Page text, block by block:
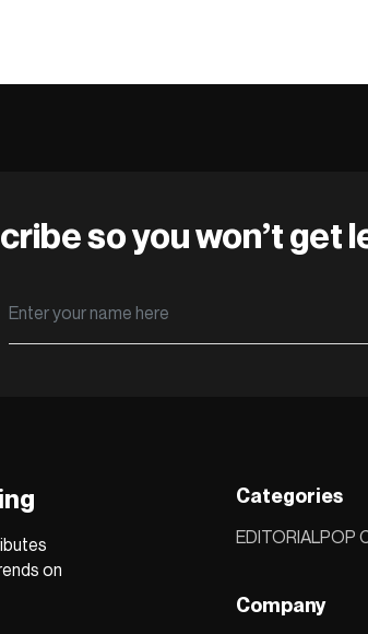
so you won’t get
on
Categories
EDITORIALPOP
Company